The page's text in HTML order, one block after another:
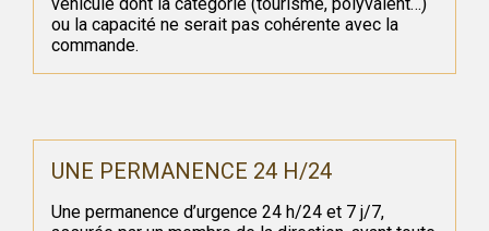
ou la capacité ne serait pas cohérente avec la
commande.
UNE PERMANENCE 24 H/24
Une permanence d’urgence 24 h/24 et 7 j/7,